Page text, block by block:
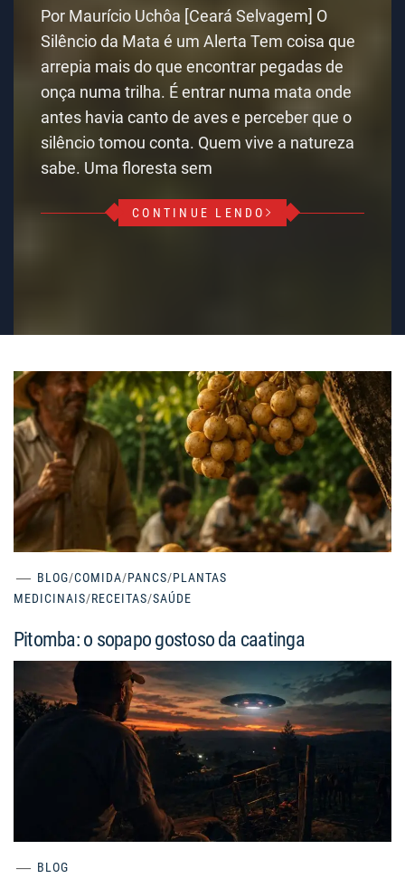
Por Maurício Uchôa [Ceará Selvagem] O
Silêncio da Mata é um Alerta Tem coisa que
arrepia mais do que encontrar pegadas de
onça numa trilha. É entrar numa mata onde
antes havia canto de aves e perceber que o
silêncio tomou conta. Quem vive a natureza
sabe. Uma floresta sem
CONTINUE LENDO
BLOG/COMIDA/PANCS/PLANTAS
MEDICINAIS/RECEITAS/SAÚDE
Pitomba: o sopapo gostoso da caatinga
BLOG